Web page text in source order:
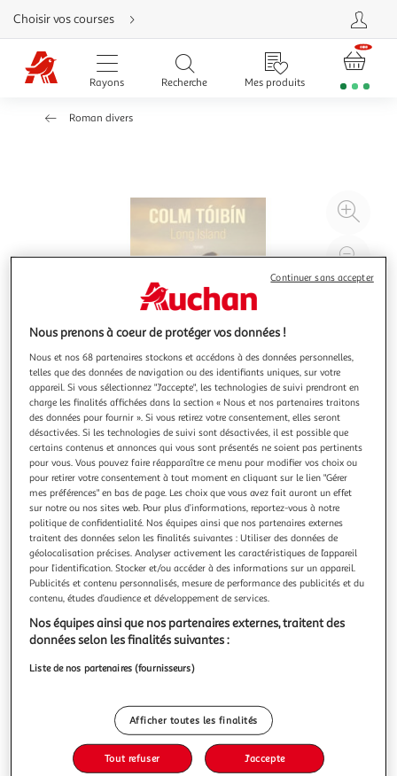
Aller
directement
au
contenu
Aller
directement
Aller
Choisir vos courses
Rayons Recherche Mes produits
Roman divers
à
LONG ISLAND, Tóibín Colm
Tout bascule lorsqu'un inconnu frappe à la porte d'Eilis
Lacey. Mariés depuis vingt ans, Tony et elle vivent le rêve
américain des années 1970, une vie confortable à Long
Island où ils élèvent leurs deux enfants. Mais quand Eilis
apprend sur le seuil de sa maison que Tony l'a trompée et
qu'une autre
En savoir +
Vous voulez connaître le prix de ce produit ?
Afficher le prix
Nous prenons à coeur de protéger vos données !
Nous et nos 68 partenaires stockons et accédons à des données personnelles,
telles que des données de navigation ou des identifiants uniques, sur votre
appareil. Si vous sélectionnez "J'accepte", les technologies de suivi prendront en
charge les finalités affichées dans la section « Nous et nos partenaires traitons
des données pour fournir ». Si vous retirez votre consentement, elles seront
désactivées. Si les technologies de suivi sont désactivées, il est possible que
certains contenus et annonces qui vous sont présentés ne soient pas pertinents
pour vous. Vous pouvez faire réapparaître ce menu pour modifier vos choix ou
pour retirer votre consentement à tout moment en cliquant sur le lien "Gérer
mes préférences" en bas de page. Les choix que vous avez fait auront un effet
sur notre ou nos sites web. Pour plus d’informations, reportez-vous à notre
politique de confidentialité. Nos équipes ainsi que nos partenaires externes
traitent des données selon les finalités suivantes : Utiliser des données de
géolocalisation précises. Analyser activement les caractéristiques de l’appareil
pour l’identification. Stocker et/ou accéder à des informations sur un appareil.
Publicités et contenu personnalisés, mesure de performance des publicités et du
contenu, études d’audience et développement de services.
Nos équipes ainsi que nos partenaires externes, traitent des
données selon les finalités suivantes :
Liste de nos partenaires (fournisseurs)
Afficher toutes les finalités
Tout refuser J'accepte
Continuer sans accepter